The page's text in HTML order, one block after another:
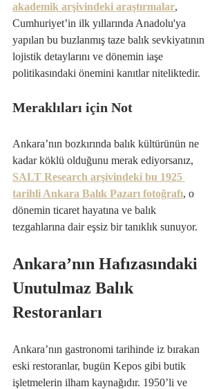
akademik arşivindeki araştırmalar,
Cumhuriyet’in ilk yıllarında Anadolu'ya
yapılan bu buzlanmış taze balık sevkiyatının
lojistik detaylarını ve dönemin iaşe
politikasındaki önemini kanıtlar niteliktedir.
Meraklıları için Not
Ankara’nın bozkırında balık kültürünün ne
kadar köklü olduğunu merak ediyorsanız,
SALT Research arşivindeki bu 1925
tarihli Ankara Balık Pazarı fotoğrafı, o
dönemin ticaret hayatına ve balık
tezgahlarına dair eşsiz bir tanıklık sunuyor.
Ankara’nın Hafızasındaki
Unutulmaz Balık
Restoranları
Ankara’nın gastronomi tarihinde iz bırakan
eski restoranlar, bugün Kepos gibi butik
işletmelerin ilham kaynağıdır. 1950’li ve